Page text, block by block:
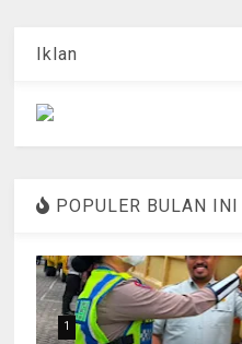
Iklan
POPULER BULAN INI
1